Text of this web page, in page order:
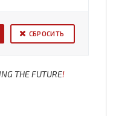
СБРОСИТЬ
THE FUTURE!